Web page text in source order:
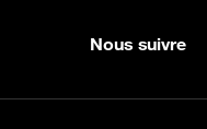
Nous suivre